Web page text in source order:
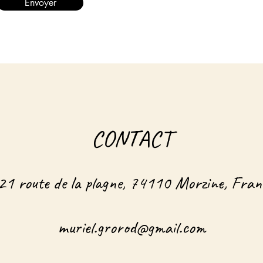
CONTACT
route de la plagne, 74110 Morzine,
muriel.grorod@gmail.com
Envoyer